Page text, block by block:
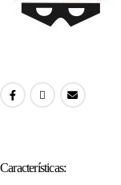
Características: